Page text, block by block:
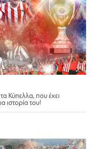
Κύπελλα, που έχει
ιστορία του!